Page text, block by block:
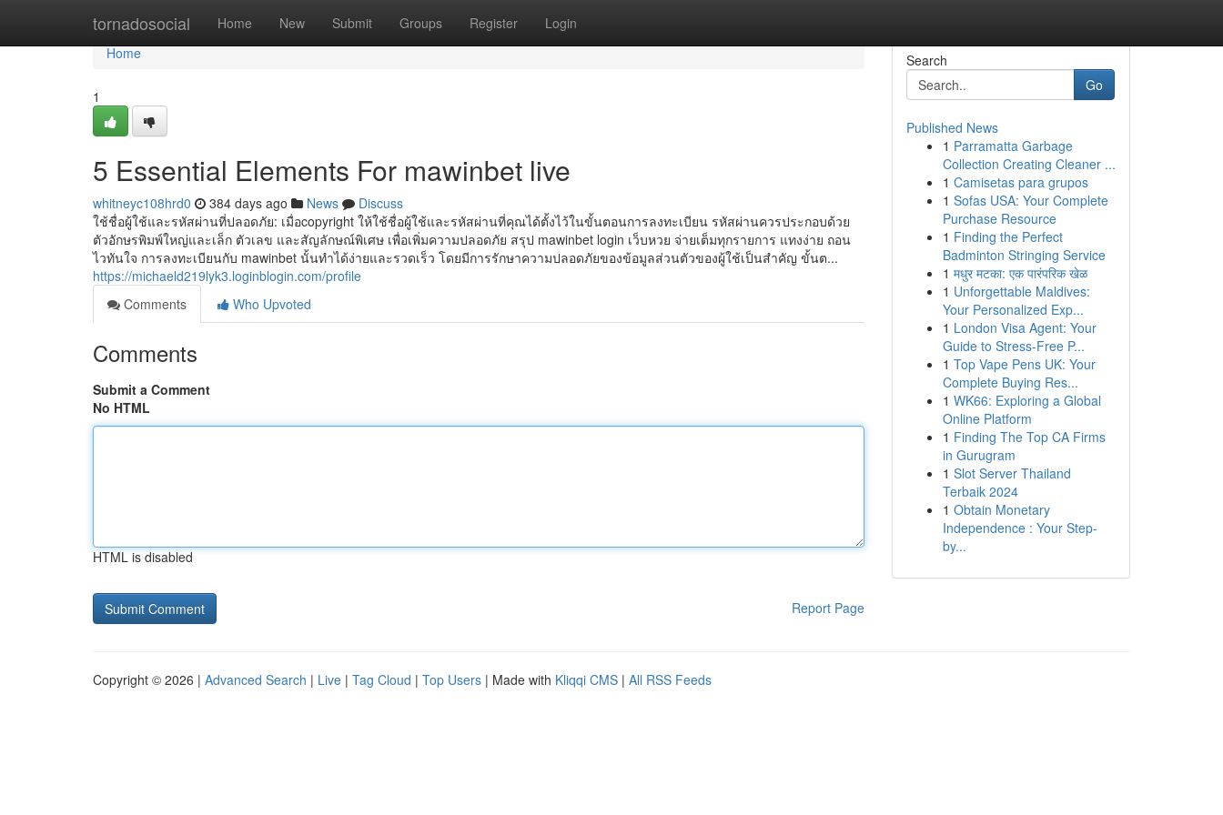
tornadosocial Home New Submit Groups Register Login
Home
Home
1
5 Essential Elements For mawinbet live
whitneyc108hrd0 384 days ago News
Discuss
ใช้ชื่อผู้ใช้และรหัสผ่านที่ปลอดภัย: เมื่อcopyright ให้ใช้ชื่อผู้ใช้และรหัสผ่านที่คุณได้ตั้งไว้ในขั้นตอนการลงทะเบียน รหัสผ่านควรประกอบด้วย
ตัวอักษรพิมพ์ใหญ่และเล็ก ตัวเลข และสัญลักษณ์พิเศษ เพื่อเพิ่มความปลอดภัย สรุป mawinbet login เว็บหวย จ่ายเต็มทุกรายการ แทงง่าย ถอน
ไวทันใจ การลงทะเบียนกับ mawinbet นั้นทำได้ง่ายและรวดเร็ว โดยมีการรักษาความปลอดภัยของข้อมูลส่วนตัวของผู้ใช้เป็นสำคัญ ขั้นต...
https://michaeld219lyk3.loginblogin.com/profile
Comments
Who Upvoted
Comments
Submit a Comment
No HTML
HTML is disabled
Report Page
Search
Go
Published News
1 Parramatta Garbage
Collection Creating Cleaner ...
1 Camisetas para grupos
1 Sofas USA: Your Complete
Purchase Resource
1 Finding the Perfect
Badminton Stringing Service
1 मधुर मटका: एक पारंपरिक खेळ
1 Unforgettable Maldives:
Your Personalized Exp...
1 London Visa Agent: Your
Guide to Stress-Free P...
1 Top Vape Pens UK: Your
Complete Buying Res...
1 WK66: Exploring a Global
Online Platform
1 Finding The Top CA Firms
in Gurugram
1 Slot Server Thailand
Terbaik 2024
1 Obtain Monetary
Independence : Your Step-
by...
Copyright © 2026 | Advanced Search | Live | Tag Cloud | Top Users | Made with Kliqqi CMS | All RSS Feeds